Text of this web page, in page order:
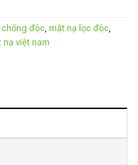
chống độc, mặt nạ lọc độc,
nạ việt nam